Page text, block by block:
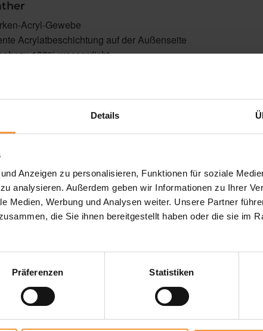
Details
Anzeigen zu personalisieren, Funktionen für soziale
analysieren. Außerdem geben wir Informationen zu Ihrer
Medien, Werbung und Analysen weiter. Unsere Partner
die Sie ihnen bereitgestellt haben oder die sie im
Präferenzen Statistiken
Acryl-Gewebe
Acrylatbeschichtung auf der Außenseite
100% wasserdicht
Acryl-Gewebe mit Lochung
und Transparenz
Stauhitze und geringe Gefahr der Wassersackbildung im
elegante Stoff-Optik durch gleichmäßige Lochung